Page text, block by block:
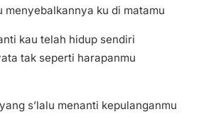
menyebalkannya ku di matamu
kau telah hidup sendiri
tak seperti harapanmu
s’lalu menanti kepulanganmu